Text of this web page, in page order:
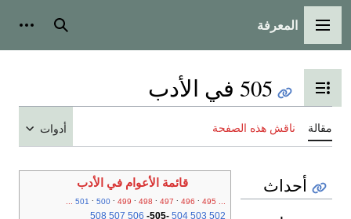
القائمة الرئيسية
المعرفة بحث
تبديل عرض جدول المحتويات
505 في الأدب
مقالة ناقش هذه الصفحة أدوات
قائمة الأعوام في الأدب
...
495
496
497
498
499
500
501
...
502
503
504
-
505
-
506
507
508
أحداث